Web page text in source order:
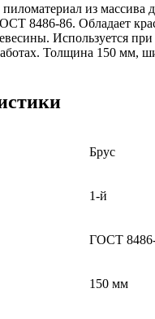
пиломатериал из массива
8486-86. Обладает
Используется
Толщина 150 мм,
Брус
1-й
ГОСТ
150 мм